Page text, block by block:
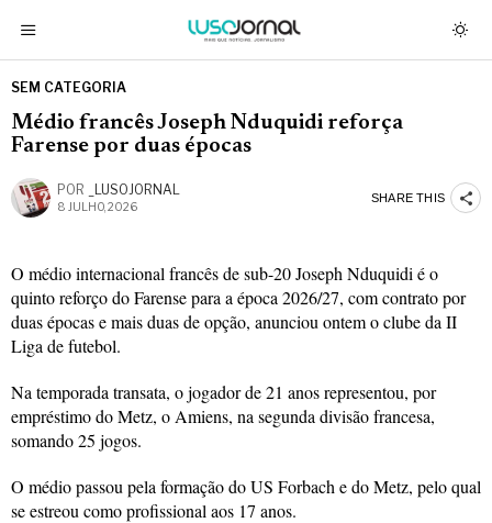
SEM CATEGORIA
Médio francês Joseph Nduquidi reforça
Farense por duas épocas
POR _LUSOJORNAL
8 JULHO, 2026
SHARE THIS
O médio internacional francês de sub-20 Joseph Nduquidi é o
quinto reforço do Farense para a época 2026/27, com contrato por
duas épocas e mais duas de opção, anunciou ontem o clube da II
Liga de futebol.
Na temporada transata, o jogador de 21 anos representou, por
empréstimo do Metz, o Amiens, na segunda divisão francesa,
somando 25 jogos.
O médio passou pela formação do US Forbach e do Metz, pelo qual
se estreou como profissional aos 17 anos.